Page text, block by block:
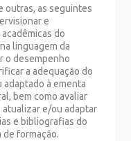
outras, as seguintes
e
do
linguagem da
o desempenho
a adequação do
à ementa
bem como avaliar
atualizar e/ou adaptar
e bibliografias do
formação.